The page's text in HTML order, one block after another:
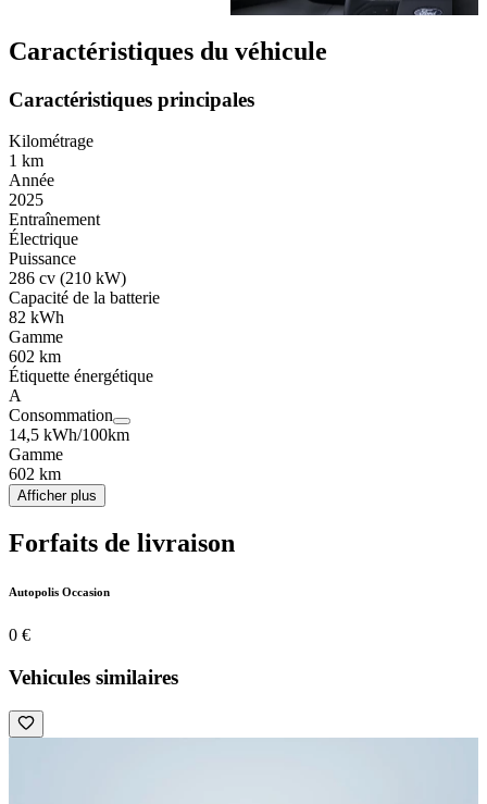
Caractéristiques du véhicule
Caractéristiques principales
Kilométrage
1 km
Année
2025
Entraînement
Électrique
Puissance
286 cv (210 kW)
Capacité de la batterie
82 kWh
Gamme
602 km
Étiquette énergétique
A
Consommation
14,5 kWh/100km
Gamme
602 km
Afficher plus
Forfaits de livraison
Autopolis Occasion
0 €
Vehicules similaires